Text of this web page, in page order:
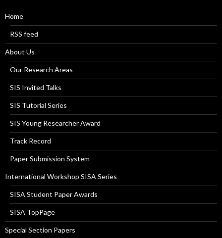
Home
RSS feed
About Us
Our Research Areas
SIS Invited Talks
SIS Tutorial Series
SIS Young Researcher Award
Track Record
Paper Submission System
International Workshop SISA Series
SISA Student Paper Awards
SISA TopPage
Special Section Papers